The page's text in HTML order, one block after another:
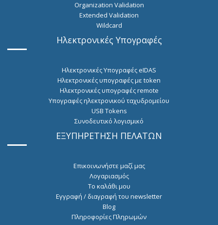
Organization Validation
Extended Validation
Wildcard
Ηλεκτρονικές Υπογραφές
Ηλεκτρονικές Υπογραφές eIDAS
Ηλεκτρονικές υπογραφές με token
Hλεκτρονικές υπογραφές remote
Υπογραφές ηλεκτρονικού ταχυδρομείου
USB Tokens
Συνοδευτικό λογισμικό
ΕΞΥΠΗΡΕΤΗΣΗ ΠΕΛΑΤΩΝ
Επικοινωνήστε μαζί μας
Λογαριασμός
Το καλάθι μου
Εγγραφή / διαγραφή του newsletter
Blog
Πληροφορίες Πληρωμών